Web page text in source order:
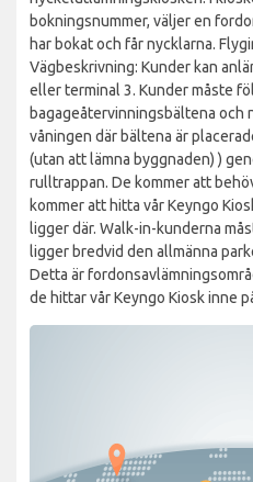
bokningsnummer, väljer en
har bokat och får nycklarna.
Vägbeskrivning: Kunder kan
eller terminal 3. Kunder måste
bagageåtervinningsbältena och
våningen där bältena är
(utan att lämna byggnaden) )
rulltrappan. De kommer att
kommer att hitta vår Keyngo
ligger där. Walk-in-kunderna
ligger bredvid den allmänna
Detta är
de hittar vår Keyngo Kiosk inne